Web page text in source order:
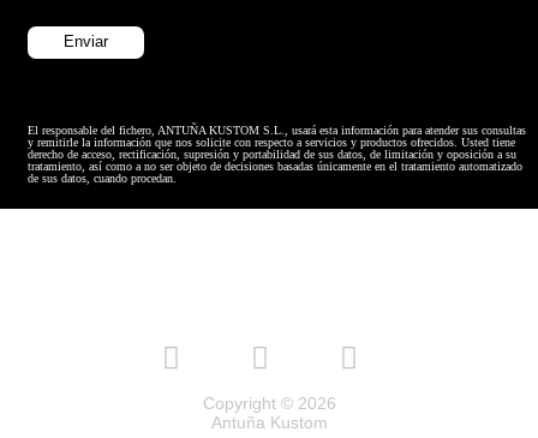
El responsable del fichero, ANTUÑA KUSTOM S.L., usará esta información para atender sus consultas
y remitirle la información que nos solicite con respecto a servicios y productos ofrecidos. Usted tiene
derecho de acceso, rectificación, supresión y portabilidad de sus datos, de limitación y oposición a su
tratamiento, así como a no ser objeto de decisiones basadas únicamente en el tratamiento automatizado
de sus datos, cuando procedan.
Copyright © 2026
Antuña Kustom